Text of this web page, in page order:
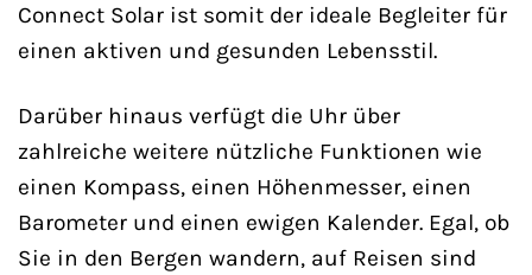
Connect Solar ist somit der ideale Begleiter für
einen aktiven und gesunden Lebensstil.
Darüber hinaus verfügt die Uhr über
zahlreiche weitere nützliche Funktionen wie
einen Kompass, einen Höhenmesser, einen
Barometer und einen ewigen Kalender. Egal, ob
Sie in den Bergen wandern, auf Reisen sind